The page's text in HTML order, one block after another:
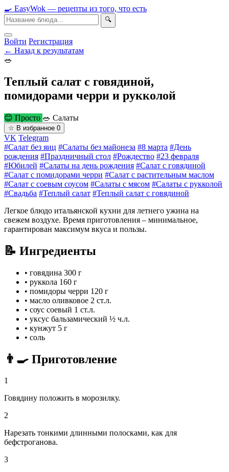
🍳 EasyWok — рецепты из того, что есть
🔍
Войти Регистрация
← Назад к результатам
🥗
Теплый салат с говядиной,
помидорами черри и рукколой
😊 Просто 🥗 Салаты
☆ В избранное 0
VK Telegram
#Салат без яиц #Салаты без майонеза #8 марта #День
рождения #Праздничный стол #Рождество #23 февраля
#Юбилей #Салаты на день рождения #Салат с говядиной
#Салат с помидорами черри #Салат с растительным маслом
#Салат с соевым соусом #Салаты с мясом #Салаты с рукколой
#Свадьба #Теплый салат #Теплый салат с говядиной
Легкое блюдо итальянской кухни для летнего ужина на
свежем воздухе. Время приготовления – минимальное,
гарантирован максимум вкуса и пользы.
📝 Ингредиенты
• говядина 300 г
• руккола 160 г
• помидоры черри 120 г
• масло оливковое 2 ст.л.
• соус соевый 1 ст.л.
• уксус бальзамический ½ ч.л.
• кунжут 5 г
• соль
👨‍🍳 Приготовление
1
Говядину положить в морозилку.
2
Нарезать тонкими длинными полосками, как для
бефстроганова.
3